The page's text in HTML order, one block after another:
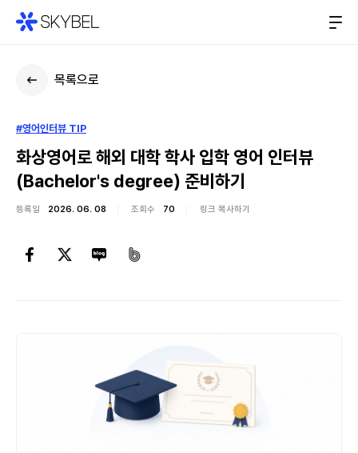
목록으로
#영어인터뷰 TIP
화상영어로 해외 대학 학사 입학 영어 인터뷰
(Bachelor's degree) 준비하기
등록일 2026. 06. 08 조회수 70 링크 복사하기